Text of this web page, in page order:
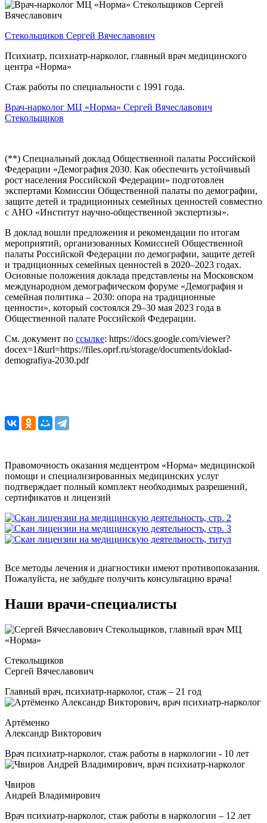
Стекольщиков Сергей Вячеславович
Психиатр, психиатр-нарколог, главный врач медицинского
центра «Норма»
Стаж работы по специальности с 1991 года.
Врач-нарколог МЦ «Норма» Сергей Вячеславович
Стекольщиков
(**) Специальный доклад Общественной палаты Российской
Федерации «Демография 2030. Как обеспечить устойчивый
рост населения Российской Федерации» подготовлен
экспертами Комиссии Общественной палаты по демографии,
защите детей и традиционных семейных ценностей совместно
с АНО «Институт научно-общественной экспертизы».
В доклад вошли предложения и рекомендации по итогам
мероприятий, организованных Комиссией Общественной
палаты Российской Федерации по демографии, защите детей
и традиционных семейных ценностей в 2020–2023 годах.
Основные положения доклада представлены на Московском
международном демографическом форуме «Демография и
семейная политика – 2030: опора на традиционные
ценности», который состоялся 29–30 мая 2023 года в
Общественной палате Российской Федерации.
См. документ по ссылке: https://docs.google.com/viewer?
docex=1&url=https://files.oprf.ru/storage/documents/doklad-
demografiya-2030.pdf
Правомочность оказания медцентром «Норма» медицинской
помощи и специализированных медицинских услуг
подтверждает полный комплект необходимых разрешений,
сертификатов и лицензий
Все методы лечения и диагностики имеют противопоказания.
Пожалуйста, не забудьте получить консультацию врача!
Наши врачи-специалисты
Стекольщиков
Сергей Вячеславович
Главный врач, психиатр-нарколог, стаж – 21 год
Артёменко
Александр Викторович
Врач психиатр-нарколог, стаж работы в наркологии - 10 лет
Чвиров
Андрей Владимирович
Врач психиатр-нарколог, стаж работы в наркологии – 12 лет